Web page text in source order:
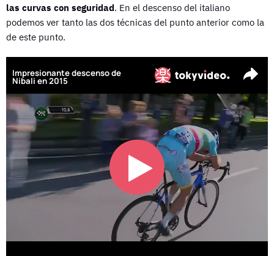
las curvas con seguridad. En el descenso del italiano
podemos ver tanto las dos técnicas del punto anterior como la
de este punto.